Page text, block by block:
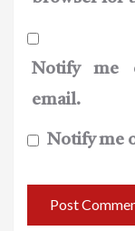
Notify me
email.
Notify me